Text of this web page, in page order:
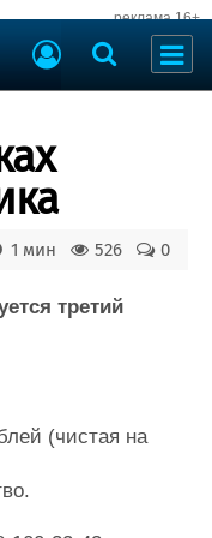
реклама 16+
0
526
1 мин
третий
(чистая на